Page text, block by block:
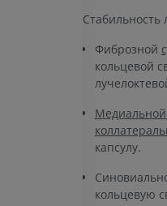
Стабильность
Фиброзной
кольцевой
Медиальной
капсулу.
кольцевую